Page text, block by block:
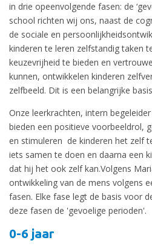
in drie opeenvolgende fasen: de
school richten wij ons, naast de
de sociale en
kinderen te leren zelfstandig taken
keuzevrijheid te bieden en
kunnen, ontwikkelen kinderen
zelfbeeld. Dit is een belangrijke
Onze leerkrachten, intern
bieden een positieve voorbeeldrol,
en stimuleren de kinderen het zelf
iets samen te doen en daarna een
dat hij het ook zelf kan.Volgens
ontwikkeling van de mens volgens
fasen. Elke fase legt de basis voor
deze fasen de 'gevoelige perioden'.
0-6 jaar